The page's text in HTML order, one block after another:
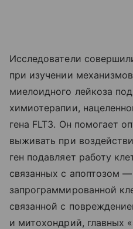
Исследователи
при изучении
миелоидного лейкоза
химиотерапии,
гена FLT3. Он помогает
выживать при
ген подавляет работу
связанных с апоптозом
запрограммированной
связанной с
и митохондрий, главных